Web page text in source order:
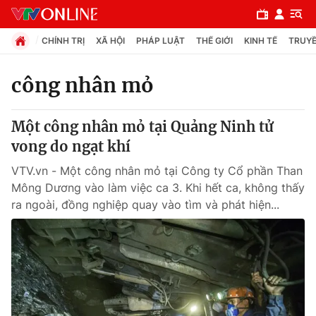
Chuyên mục
Chính trị
Xã hội
Pháp luật
Y tế
Thế giới
CHÍNH TRỊ XÃ HỘI PHÁP LUẬT THẾ GIỚI KINH TẾ
công nhân mỏ
Một công nhân mỏ tại Quảng Ninh tử
vong do ngạt khí
VTV.vn - Một công nhân mỏ tại Công ty Cổ phần Than
Mông Dương vào làm việc ca 3. Khi hết ca, không thấy
ra ngoài, đồng nghiệp quay vào tìm và phát hiện...